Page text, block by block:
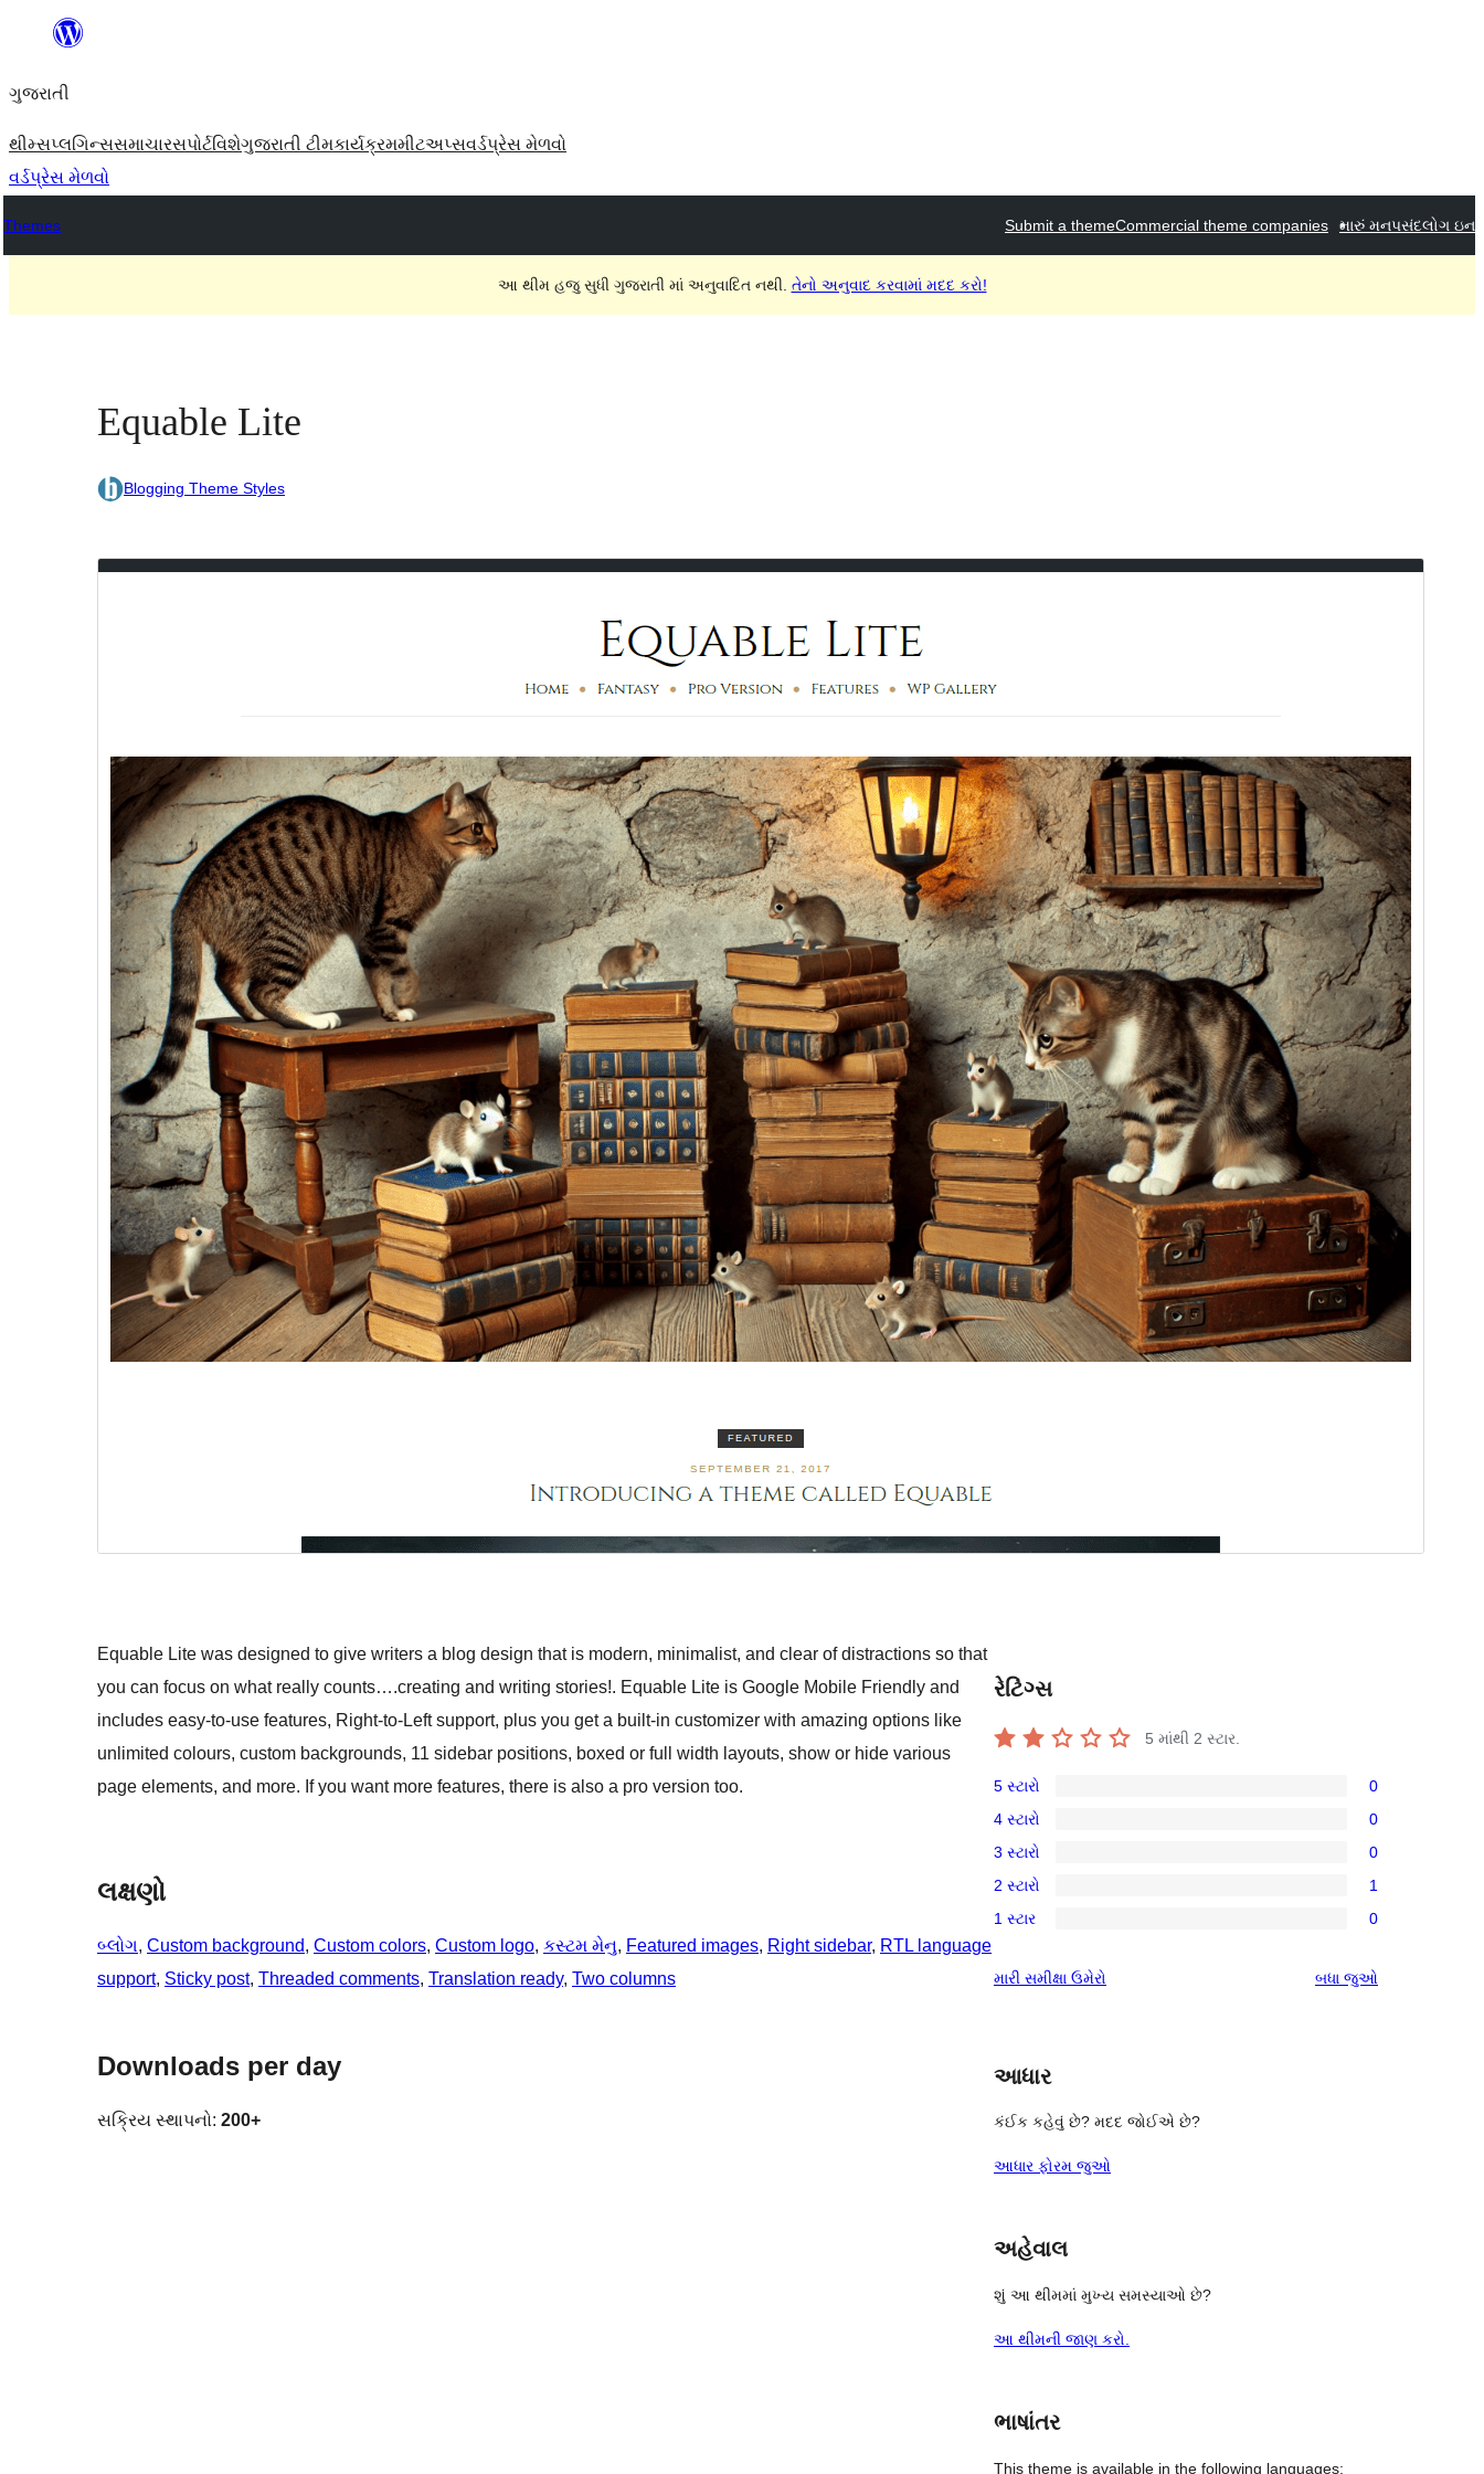
કંટેન્ટ(લખાણ)
જાઓ
ગુજરાતી
થીમ્સપ્લગિન્સસમાચારસપોર્ટવિશેગુજરાતી ટીમકાર્યક્રમમીટઅપ્સવર્ડપ્રેસ મેળવો
વર્ડપ્રેસ મેળવો
Themes Submit a themeCommercial theme companies મારું મનપસંદલોગ ઇન
આ થીમ હજુ સુધી ગુજરાતી માં અનુવાદિત નથી. તેનો અનુવાદ કરવામાં મદદ કરો!
Equable Lite
Blogging Theme Styles
પૂર્વાવલોકનડાઉનલોડ કરો
Equable Lite was designed to give writers a blog design that is modern, minimalist, and clear of distractions so that
you can focus on what really counts….creating and writing stories!. Equable Lite is Google Mobile Friendly and
includes easy-to-use features, Right-to-Left support, plus you get a built-in customizer with amazing options like
unlimited colours, custom backgrounds, 11 sidebar positions, boxed or full width layouts, show or hide various
page elements, and more. If you want more features, there is also a pro version too.
લક્ષણો
બ્લોગ, Custom background, Custom colors, Custom logo, કસ્ટમ મેનુ, Featured images, Right sidebar, RTL language
support, Sticky post, Threaded comments, Translation ready, Two columns
Downloads per day
સક્રિય સ્થાપનો: 200+
રેટિંગ્સ
5 માંથી 2 સ્ટાર.
5-
સ્ટાર
સમીક્ષાઓ
5 સ્ટારો 0
4-
સ્ટાર
સમીક્ષાઓ
4 સ્ટારો 0
3-
સ્ટાર
3 સ્ટારો 0
2-
સમીક્ષા
2 સ્ટારો 1
સ્ટાર
1 સ્ટાર 0
મારી સમીક્ષા ઉમેરો બધા સમીક્ષાઓ
જુઓ
આધાર
કંઈક કહેવું છે? મદદ જોઈએ છે?
આધાર ફોરમ જુઓ
અહેવાલ
શું આ થીમમાં મુખ્ય સમસ્યાઓ છે?
આ થીમની જાણ કરો.
ભાષાંતર
This theme is available in the following languages: